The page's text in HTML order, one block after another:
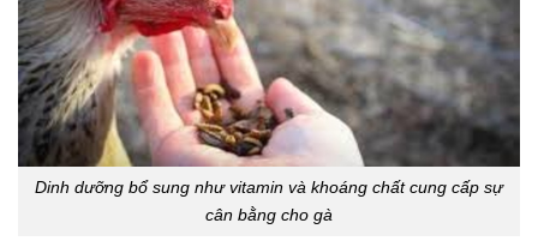
Dinh dưỡng bổ sung như vitamin và khoáng chất cung cấp sự
cân bằng cho gà